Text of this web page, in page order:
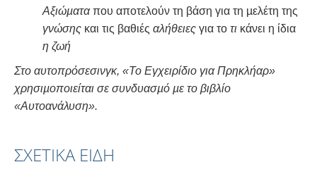
Αξιώµαταπου αποτελούν τη βάση για τη µελέτη της
γνώσης και τις βαθιές αλήθειες για το τι κάνει η ίδια
η ζωή
Στο αυτοπρόσεσινγκ, «Το Εγχειρίδιο για Πρηκλήαρ»
χρησιµοποιείται σε συνδυασµό µε το βιβλίο
«Αυτοανάλυση».
ΣΧΕΤΙΚΆ ΕΊΔΗ